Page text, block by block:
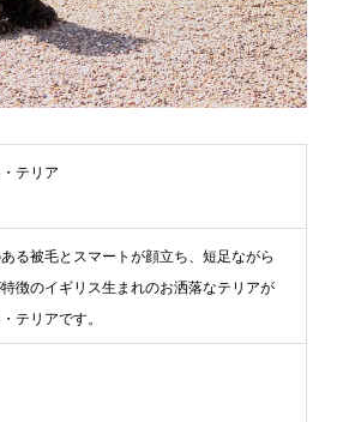
テリア
る被毛とスマートが顔立ち、短足ながら
徴のイギリス生まれのお洒落なテリアが
テリアです。